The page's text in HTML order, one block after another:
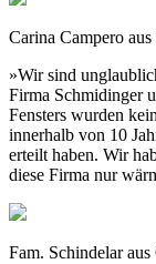
Carina Campero
»Wir sind
Firma Schmidinger
Fensters wurden
innerhalb von 10
erteilt haben. Wir
diese Firma nur
Fam. Schindelar aus